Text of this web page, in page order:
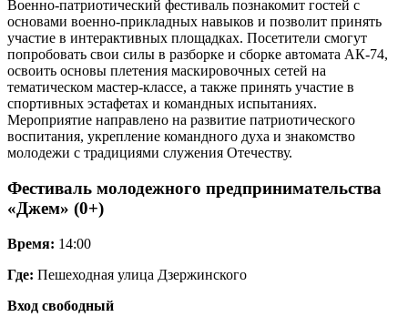
Военно-патриотический фестиваль познакомит гостей с
основами военно-прикладных навыков и позволит принять
участие в интерактивных площадках. Посетители смогут
попробовать свои силы в разборке и сборке автомата АК-74,
освоить основы плетения маскировочных сетей на
тематическом мастер-классе, а также принять участие в
спортивных эстафетах и командных испытаниях.
Мероприятие направлено на развитие патриотического
воспитания, укрепление командного духа и знакомство
молодежи с традициями служения Отечеству.
Фестиваль молодежного предпринимательства
«Джем» (0+)
Время: 14:00
Где: Пешеходная улица Дзержинского
Вход свободный